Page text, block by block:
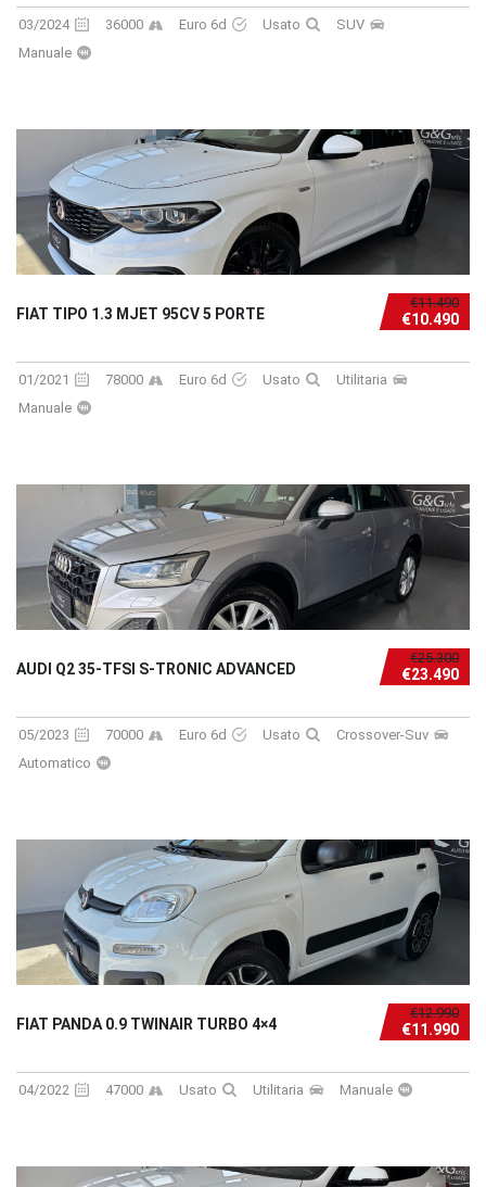
03/2024 36000 Euro 6d Usato
SUV
Manuale
€11.490
€10.490
FIAT TIPO 1.3 MJET 95CV 5 PORTE
01/2021 78000 Euro 6d Usato
Utilitaria
Manuale
€25.300
€23.490
AUDI Q2 35-TFSI S-TRONIC ADVANCED
05/2023 70000 Euro 6d Usato
Crossover-Suv
Automatico
€12.990
€11.990
FIAT PANDA 0.9 TWINAIR TURBO 4×4
04/2022 47000 Usato Utilitaria Manuale